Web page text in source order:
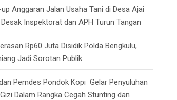
Anggaran Jalan Usaha Tani di Desa Ajai
Inspektorat dan APH Turun Tangan
Rp60 Juta Disidik Polda Bengkulu,
Jadi Sorotan Publik
Pemdes Pondok Kopi Gelar Penyuluhan
Dalam Rangka Cegah Stunting dan